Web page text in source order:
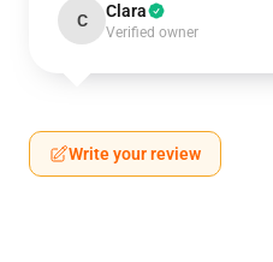
C Clara
Verified owner
Write your review